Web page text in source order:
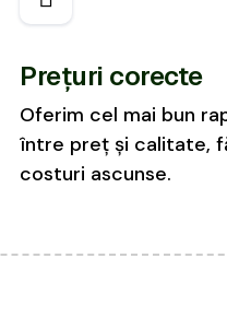
Prețuri corecte
Oferim cel mai bun
între preț și calitate,
costuri ascunse.